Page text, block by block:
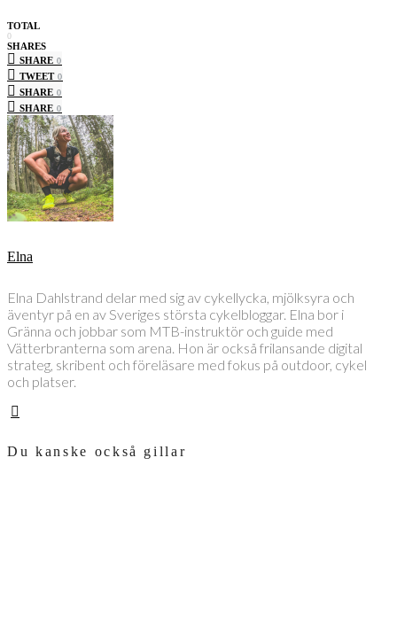
TOTAL
0
SHARES
SHARE 0
TWEET 0
SHARE 0
SHARE 0
Elna
Elna Dahlstrand delar med sig av cykellycka, mjölksyra och
äventyr på en av Sveriges största cykelbloggar. Elna bor i
Gränna och jobbar som MTB-instruktör och guide med
Vätterbranterna som arena. Hon är också frilansande digital
strateg, skribent och föreläsare med fokus på outdoor, cykel
och platser.
Du kanske också gillar